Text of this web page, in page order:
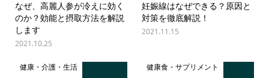
なぜ、高麗人参が冷えに効く
のか？効能と摂取方法を解説
します
2021.10.25
妊娠線はなぜできる？原因と
対策を徹底解説！
2021.11.15
健康・介護・生活 健康食・サプリメント